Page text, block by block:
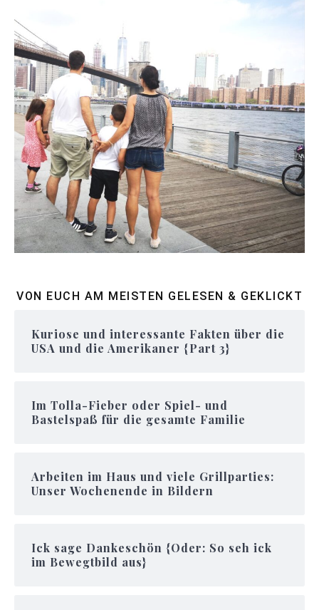
VON EUCH AM MEISTEN GELESEN & GEKLICKT
Kuriose und interessante Fakten über die
USA und die Amerikaner {Part 3}
Im Tolla-Fieber oder Spiel- und
Bastelspaß für die gesamte Familie
Arbeiten im Haus und viele Grillparties:
Unser Wochenende in Bildern
Ick sage Dankeschön {Oder: So seh ick
im Bewegtbild aus}